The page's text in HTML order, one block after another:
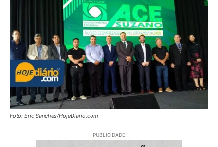
Foto: Eric Sanches/HojeDiario.com
PUBLICIDADE